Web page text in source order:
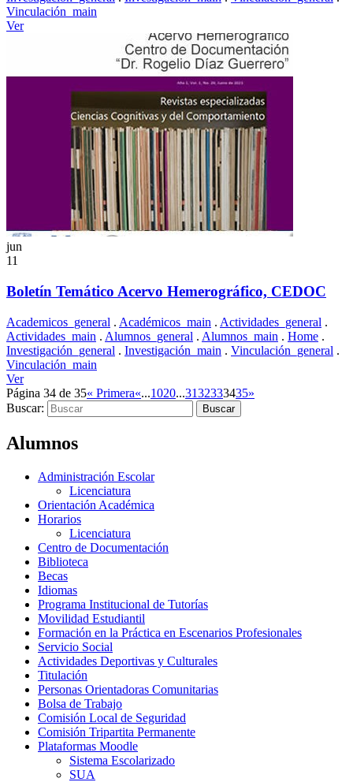
Vinculación_main
Ver
jun
11
Boletín Temático Acervo Hemerográfico, CEDOC
Academicos_general . Académicos_main . Actividades_general .
Actividades_main . Alumnos_general . Alumnos_main . Home .
Investigación_general . Investigación_main . Vinculación_general .
Vinculación_main
Ver
Página 34 de 35« Primera«...1020...3132333435»
Buscar:
Alumnos
Administración Escolar
Licenciatura
Orientación Académica
Horarios
Licenciatura
Centro de Documentación
Biblioteca
Becas
Idiomas
Programa Institucional de Tutorías
Movilidad Estudiantil
Formación en la Práctica en Escenarios Profesionales
Servicio Social
Actividades Deportivas y Culturales
Titulación
Personas Orientadoras Comunitarias
Bolsa de Trabajo
Comisión Local de Seguridad
Comisión Tripartita Permanente
Plataformas Moodle
Sistema Escolarizado
SUA